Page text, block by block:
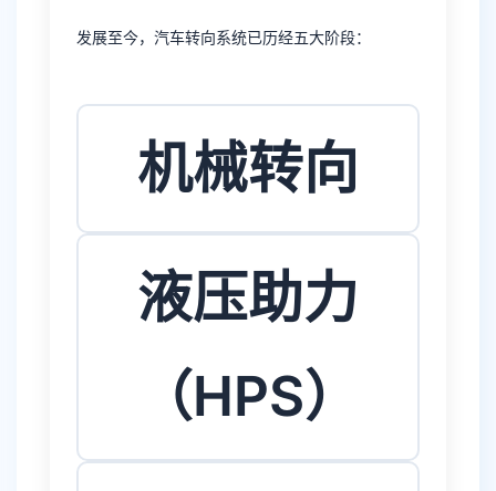
发展至今，汽车转向系统已历经五大阶段：
机械转向
液压助力
（HPS）